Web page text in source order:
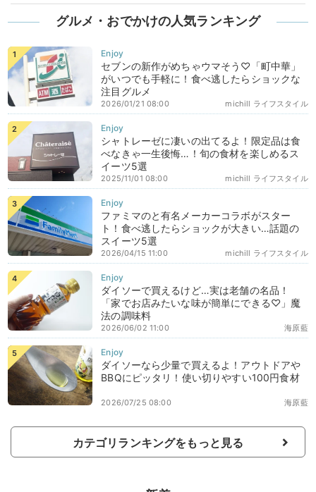
グルメ・おでかけの人気ランキング
セブンの新作がめちゃウマそう♡「町中華」
がいつでも手軽に！食べ逃したらショックな
注目グルメ
michill ライフスタイル
2026/01/21 08:00
シャトレーゼに凄いの出てるよ！限定品は食
べなきゃ一生後悔…！旬の食材を楽しめるス
イーツ5選
michill ライフスタイル
2025/11/01 08:00
ファミマのと有名メーカーコラボがスター
ト！食べ逃したらショックが大きい…話題の
スイーツ5選
michill ライフスタイル
2026/04/15 11:00
ダイソーで買えるけど…実は老舗の名品！
「家でお店みたいな味が簡単にできる♡」魔
法の調味料
海原藍
2026/06/02 11:00
ダイソーなら少量で買えるよ！アウトドアや
BBQにピッタリ！使い切りやすい100円食材
海原藍
2026/07/25 08:00
カテゴリランキングをもっと見る